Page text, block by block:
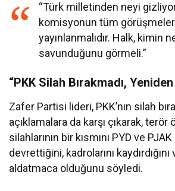
“Türk milletinden neyi
komisyonun tüm
yayınlanmalıdır. Halk, kimin
savunduğunu görmeli.”
“PKK Silah Bırakmadı,
Zafer Partisi lideri, PKK’nın silah
açıklamalara da karşı çıkarak, terör
silahlarının bir kısmını PYD ve
devrettiğini, kadrolarını
aldatmaca olduğunu söyledi.